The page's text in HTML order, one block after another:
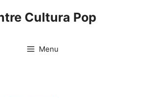
Cultura Pop
Menu